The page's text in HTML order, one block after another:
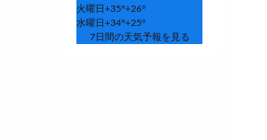
火曜日 +35°+26°
水曜日 +34°+25°
7日間の天気予報を見る